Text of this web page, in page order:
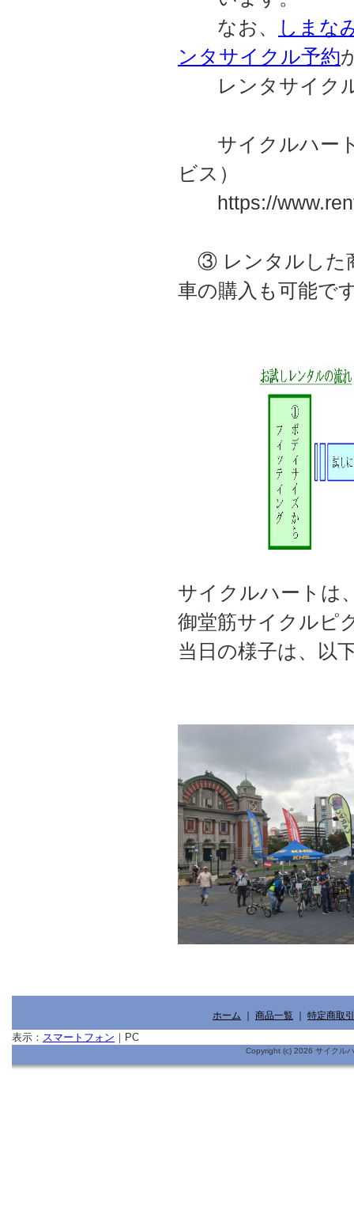
なお、
しまな
ンタサイクル予約
レンタサイクル
サイクルハート
ビス）
https://
③ レンタルした
車の購入も可能で
サイクルハートは
御堂筋サイクルピ
当日の様子は、以
ホーム ｜ 商品一覧 ｜ 特定商取
表示： スマートフォン ｜ PC
Copyright (c) 2026 サイクル